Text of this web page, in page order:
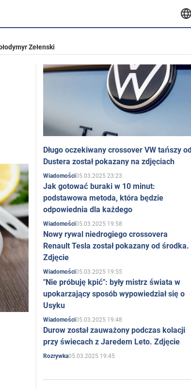
Zełenski
Długo oczekiwany crossover VW tańszy od
Dustera został pokazany na zdjęciach
Wiadomości05.03.2025 23:23
Jak gotować buraki w 10 minut:
podstawowa metoda, która będzie
odpowiednia dla każdego
Wiadomości05.03.2025 19:58
Nowy rywal niedrogiego crossovera
Renault Tesla został pokazany od środka.
Zdjęcie
Wiadomości05.03.2025 19:55
"Nie próbuję kpić": były mistrz świata w
upokarzający sposób wypowiedział się o
Usyku
Wiadomości05.03.2025 19:48
Durow został zauważony podczas kolacji
przy świecach z Jaredem Leto. Zdjęcie
Rozrywka05.03.2025 19:45